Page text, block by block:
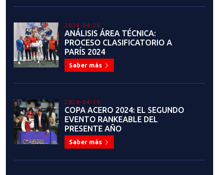
2024-04-20
ANÁLISIS ÁREA TÉCNICA:
PROCESO CLASIFICATORIO A
PARÍS 2024
Saber más
2024-04-19
COPA ACERO 2024: EL SEGUNDO
EVENTO RANKEABLE DEL
PRESENTE AÑO
Saber más